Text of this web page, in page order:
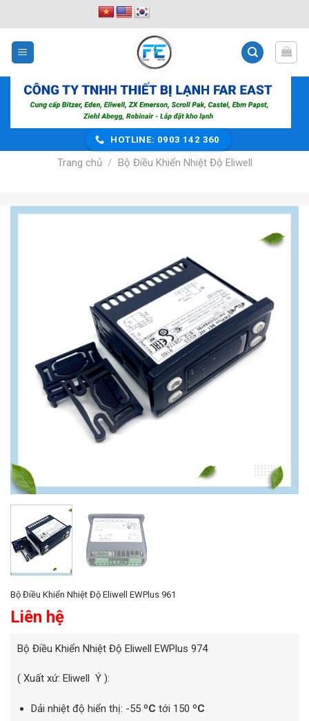
qua
nội
dung
HOTLINE: 0903 142 360
Trang chủ / Bộ Điều Khiển Nhiệt Độ Eliwell
Bộ Điều Khiển Nhiệt Độ Eliwell EWPlus 961
Liên hệ
Bộ Điều Khiển Nhiệt Độ Eliwell EWPlus 974
( Xuất xứ: Eliwell Ý ):
Dải nhiệt độ hiển thị: -55 ºC tới 150 ºC